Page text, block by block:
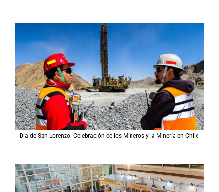
Día de San Lorenzo: Celebración de los Mineros y la Minería en Chile